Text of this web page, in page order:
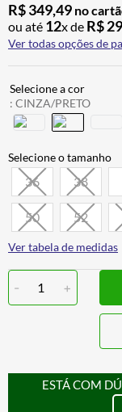
R$349,49 no
ou até 12x de R$29
Ver todas opções de
: CINZA/PRETO
36 38
50 52
Ver tabela de medidas
- 1 +
ESTÁ COM